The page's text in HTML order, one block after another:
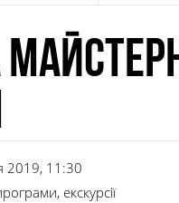
2019, 11:30
екскурсії